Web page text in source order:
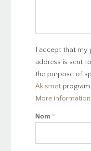
I accept that my
address is sent
the purpose of
Akismetprogram.
More
Nom *